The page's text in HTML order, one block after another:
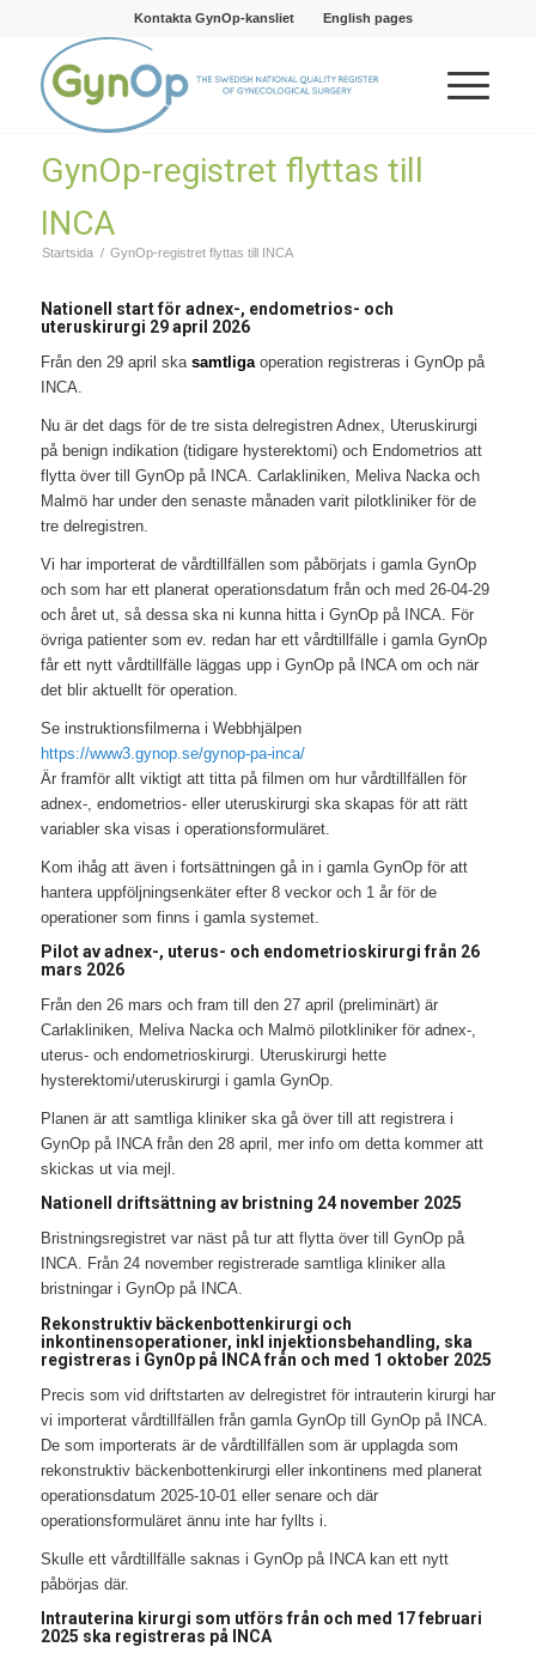
Kontakta GynOp-kansliet English pages
GynOp-registret flyttas till
INCA
Startsida / GynOp-registret flyttas till INCA
Nationell start för adnex-, endometrios- och
uteruskirurgi 29 april 2026
Från den 29 april ska samtligaoperation registreras i GynOp på
INCA.
Nu är det dags för de tre sista delregistren Adnex, Uteruskirurgi
på benign indikation (tidigare hysterektomi) och Endometrios att
flytta över till GynOp på INCA. Carlakliniken, Meliva Nacka och
Malmö har under den senaste månaden varit pilotkliniker för de
tre delregistren.
Vi har importerat de vårdtillfällen som påbörjats i gamla GynOp
och som har ett planerat operationsdatum från och med 26-04-29
och året ut, så dessa ska ni kunna hitta i GynOp på INCA. För
övriga patienter som ev. redan har ett vårdtillfälle i gamla GynOp
får ett nytt vårdtillfälle läggas upp i GynOp på INCA om och när
det blir aktuellt för operation.
Se instruktionsfilmerna i Webbhjälpen
https://www3.gynop.se/gynop-pa-inca/
Är framför allt viktigt att titta på filmen om hur vårdtillfällen för
adnex-, endometrios- eller uteruskirurgi ska skapas för att rätt
variabler ska visas i operationsformuläret.
Kom ihåg att även i fortsättningen gå in i gamla GynOp för att
hantera uppföljningsenkäter efter 8 veckor och 1 år för de
operationer som finns i gamla systemet.
Pilot av adnex-, uterus- och endometrioskirurgi från 26
mars 2026
Från den 26 mars och fram till den 27 april (preliminärt) är
Carlakliniken, Meliva Nacka och Malmö pilotkliniker för adnex-,
uterus- och endometrioskirurgi. Uteruskirurgi hette
hysterektomi/uteruskirurgi i gamla GynOp.
Planen är att samtliga kliniker ska gå över till att registrera i
GynOp på INCA från den 28 april, mer info om detta kommer att
skickas ut via mejl.
Nationell driftsättning av bristning 24 november 2025
Bristningsregistret var näst på tur att flytta över till GynOp på
INCA. Från 24 november registrerade samtliga kliniker alla
bristningar i GynOp på INCA.
Rekonstruktiv bäckenbottenkirurgi och
inkontinensoperationer, inkl injektionsbehandling, ska
registreras i GynOp på INCA från och med 1 oktober 2025
Precis som vid driftstarten av delregistret för intrauterin kirurgi har
vi importerat vårdtillfällen från gamla GynOp till GynOp på INCA.
De som importerats är de vårdtillfällen som är upplagda som
rekonstruktiv bäckenbottenkirurgi eller inkontinens med planerat
operationsdatum 2025-10-01 eller senare och där
operationsformuläret ännu inte har fyllts i.
Skulle ett vårdtillfälle saknas i GynOp på INCA kan ett nytt
påbörjas där.
Intrauterina kirurgi som utförs från och med 17 februari
2025 ska registreras på INCA